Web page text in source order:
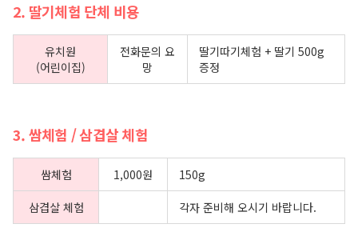
2. 딸기체험 단체 비용
유치원
(어린이집)
전화문의 요
망
딸기따기체험 + 딸기 500g
증정
3. 쌈체험 / 삼겹살 체험
쌈체험 1,000원 150g
삼겹살 체험 각자 준비해 오시기 바랍니다.